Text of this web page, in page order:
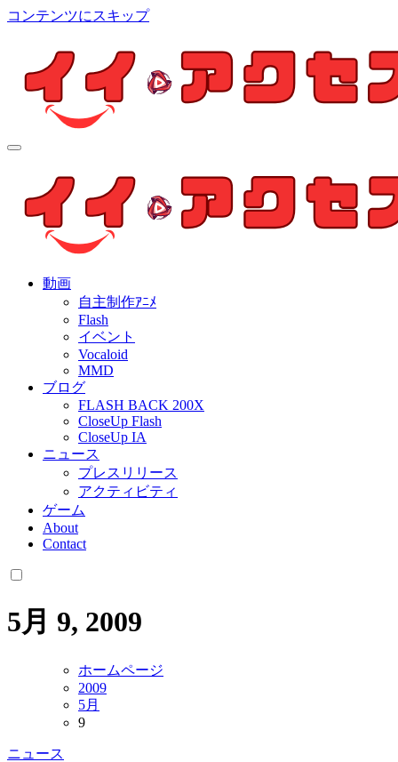
コンテンツにスキップ
個人制作アニメを中心とした動画紹介ブログ
動画
自主制作ｱﾆﾒ
Flash
イベント
Vocaloid
MMD
ブログ
FLASH BACK 200X
CloseUp Flash
CloseUp IA
ニュース
プレスリリース
アクティビティ
ゲーム
About
Contact
5月 9, 2009
ホームページ
2009
5月
9
ニュース